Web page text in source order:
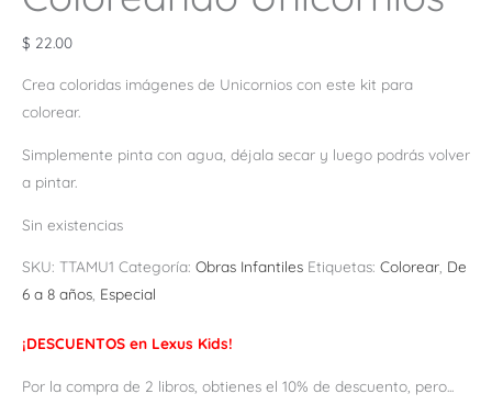
$ 22.00
Crea coloridas imágenes de Unicornios con este kit para
colorear.
Simplemente pinta con agua, déjala secar y luego podrás volver
a pintar.
Sin existencias
SKU: TTAMU1 Categoría: Obras Infantiles Etiquetas: Colorear De
6 a 8 años Especial
¡DESCUENTOS en Lexus Kids!
Por la compra de 2 libros, obtienes el 10% de descuento, pero...